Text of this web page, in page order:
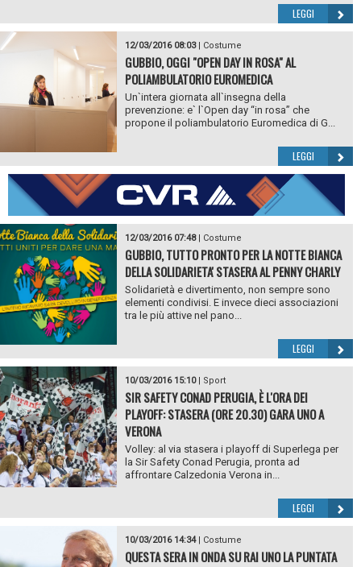
LEGGI
12/03/2016 08:03| Costume
GUBBIO, OGGI "OPEN DAY IN ROSA" AL
POLIAMBULATORIO EUROMEDICA
Un`intera giornata all`insegna della
prevenzione: e` l`Open day “in rosa” che
propone il poliambulatorio Euromedica di G...
LEGGI
12/03/2016 07:48| Costume
GUBBIO, TUTTO PRONTO PER LA NOTTE BIANCA
DELLA SOLIDARIETA' STASERA AL PENNY CHARLY
Solidarietà e divertimento, non sempre sono
elementi condivisi. E invece dieci associazioni
tra le più attive nel pano...
LEGGI
10/03/2016 15:10| Sport
SIR SAFETY CONAD PERUGIA, È L'ORA DEI
PLAYOFF: STASERA (ORE 20.30) GARA UNO A
VERONA
Volley: al via stasera i playoff di Superlega per
la Sir Safety Conad Perugia, pronta ad
affrontare Calzedonia Verona in...
LEGGI
10/03/2016 14:34| Costume
QUESTA SERA IN ONDA SU RAI UNO LA PUNTATA